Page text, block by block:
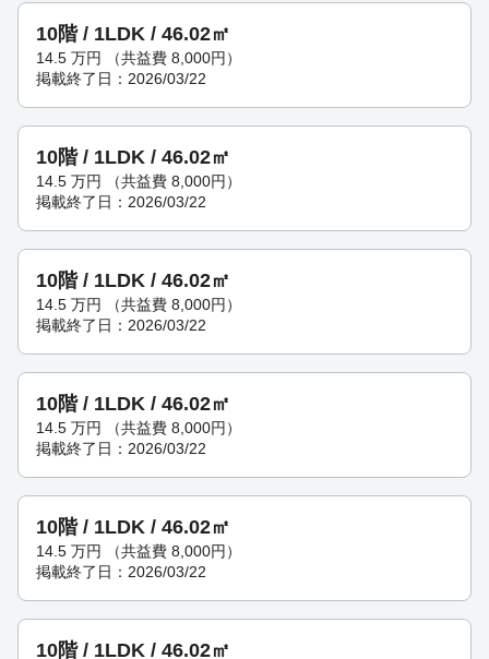
10階 / 1LDK / 46.02㎡
14.5 万円 （共益費 8,000円）
掲載終了日：2026/03/22
10階 / 1LDK / 46.02㎡
14.5 万円 （共益費 8,000円）
掲載終了日：2026/03/22
10階 / 1LDK / 46.02㎡
14.5 万円 （共益費 8,000円）
掲載終了日：2026/03/22
10階 / 1LDK / 46.02㎡
14.5 万円 （共益費 8,000円）
掲載終了日：2026/03/22
10階 / 1LDK / 46.02㎡
14.5 万円 （共益費 8,000円）
掲載終了日：2026/03/22
10階 / 1LDK / 46.02㎡